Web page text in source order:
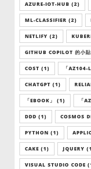
AZURE-IOT-HUB (2)
ML-CLASSIFIER (2)
NETLIFY (2)
GITHUB COPILOT 的小
COST (1) 「
CHATGPT (1)
「EBOOK」 (1) 「
DDD (1) COSMOS
PYTHON (1)
CAKE (1) JQUERY
VISUAL STUDIO CODE